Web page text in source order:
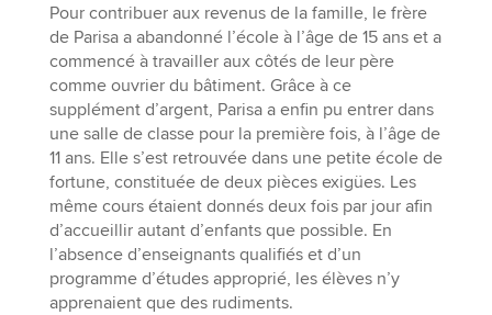
Pour contribuer aux revenus de la famille, le frère
de Parisa a abandonné l’école à l’âge de 15 ans et a
commencé à travailler aux côtés de leur père
comme ouvrier du bâtiment. Grâce à ce
supplément d’argent, Parisa a enfin pu entrer dans
une salle de classe pour la première fois, à l’âge de
11 ans. Elle s’est retrouvée dans une petite école de
fortune, constituée de deux pièces exigües. Les
même cours étaient donnés deux fois par jour afin
d’accueillir autant d’enfants que possible. En
l’absence d’enseignants qualifiés et d’un
programme d’études approprié, les élèves n’y
apprenaient que des rudiments.